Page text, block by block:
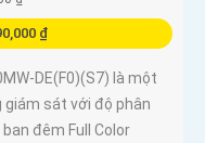
₫
DE(F0)(S7) là một
sát với độ phân
đêm Full Color